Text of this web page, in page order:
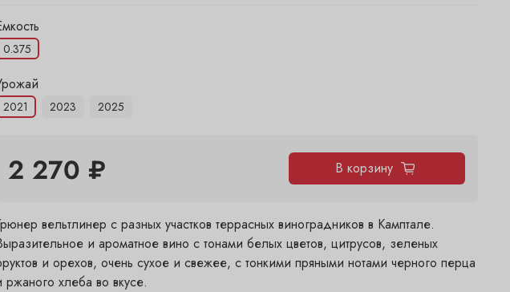
0.375
2021 2023 2025
2 270 ₽ В корзину
вельтлинер с разных участков террасных виноградников в Камптале.
и ароматное вино с тонами белых цветов, цитрусов, зеленых
и орехов, очень сухое и свежее, с тонкими пряными нотами черного перца
ржаного хлеба во вкусе.